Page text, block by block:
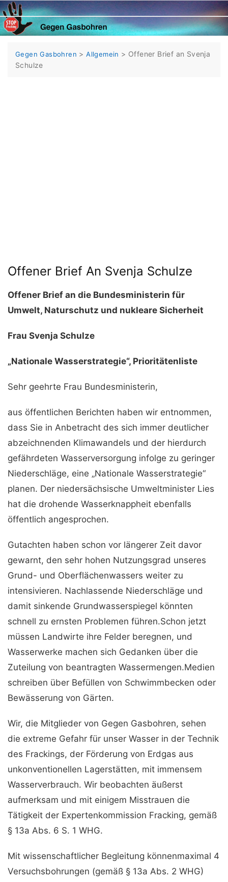
Skip
to
content
Gegen Gasbohren >Allgemein > Offener Brief an Svenja
Schulze
Offener Brief An Svenja Schulze
Offener Brief an die Bundesministerin für
Umwelt, Naturschutz und nukleare Sicherheit
Frau Svenja Schulze
„Nationale Wasserstrategie“, Prioritätenliste
Sehr geehrte Frau Bundesministerin,
aus öffentlichen Berichten haben wir entnommen,
dass Sie in Anbetracht des sich immer deutlicher
abzeichnenden Klimawandels und der hierdurch
gefährdeten Wasserversorgung infolge zu geringer
Niederschläge, eine „Nationale Wasserstrategie“
planen. Der niedersächsische Umweltminister Lies
hat die drohende Wasserknappheit ebenfalls
öffentlich angesprochen.
Gutachten haben schon vor längerer Zeit davor
gewarnt, den sehr hohen Nutzungsgrad unseres
Grund- und Oberflächenwassers weiter zu
intensivieren. Nachlassende Niederschläge und
damit sinkende Grundwasserspiegel könnten
schnell zu ernsten Problemen führen.Schon jetzt
müssen Landwirte ihre Felder beregnen, und
Wasserwerke machen sich Gedanken über die
Zuteilung von beantragten Wassermengen.Medien
schreiben über Befüllen von Schwimmbecken oder
Bewässerung von Gärten.
Wir, die Mitglieder von Gegen Gasbohren, sehen
die extreme Gefahr für unser Wasser in der Technik
des Frackings, der Förderung von Erdgas aus
unkonventionellen Lagerstätten, mit immensem
Wasserverbrauch. Wir beobachten äußerst
aufmerksam und mit einigem Misstrauen die
Tätigkeit der Expertenkommission Fracking, gemäß
§ 13a Abs. 6 S. 1 WHG.
Mit wissenschaftlicher Begleitung könnenmaximal 4
Versuchsbohrungen (gemäß § 13a Abs. 2 WHG)